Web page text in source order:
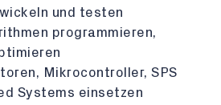
und testen
programmieren,
Mikrocontroller, SPS
Systems einsetzen